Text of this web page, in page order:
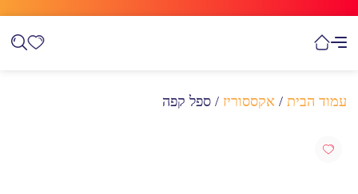
עמוד הבית / אקססוריז / ספל קפה